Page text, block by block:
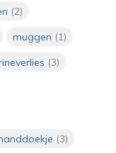
in de zorg:
(2)
muggen (1)
(3)
(3)